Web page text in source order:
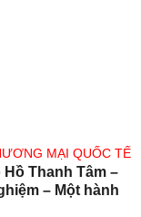
MẠI QUỐC TẾ
Thanh Tâm –